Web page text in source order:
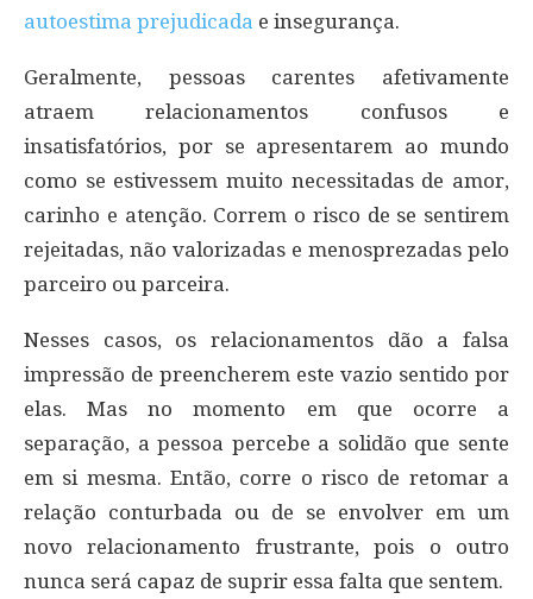
autoestima prejudicada e insegurança.
Geralmente, pessoas carentes afetivamente
atraem relacionamentos confusos e
insatisfatórios, por se apresentarem ao mundo
como se estivessem muito necessitadas de amor,
carinho e atenção. Correm o risco de se sentirem
rejeitadas, não valorizadas e menosprezadas pelo
parceiro ou parceira.
Nesses casos, os relacionamentos dão a falsa
impressão de preencherem este vazio sentido por
elas. Mas no momento em que ocorre a
separação, a pessoa percebe a solidão que sente
em si mesma. Então, corre o risco de retomar a
relação conturbada ou de se envolver em um
novo relacionamento frustrante, pois o outro
nunca será capaz de suprir essa falta que sentem.